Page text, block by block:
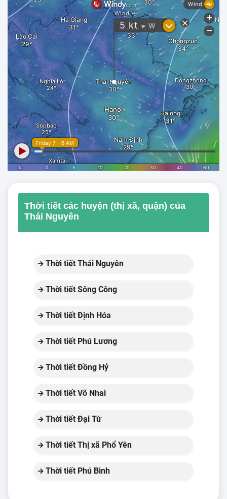
Thời tiết các huyện (thị xã, quận) của
Thái Nguyên
Thời tiết Thái Nguyên
Thời tiết Sông Công
Thời tiết Định Hóa
Thời tiết Phú Lương
Thời tiết Đồng Hỷ
Thời tiết Võ Nhai
Thời tiết Đại Từ
Thời tiết Thị xã Phổ Yên
Thời tiết Phú Bình